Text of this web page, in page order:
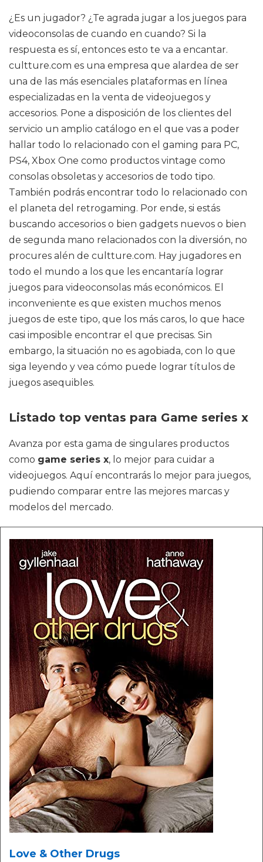
¿Es un jugador? ¿Te agrada jugar a los juegos para
videoconsolas de cuando en cuando? Si la
respuesta es sí, entonces esto te va a encantar.
cultture.com es una empresa que alardea de ser
una de las más esenciales plataformas en línea
especializadas en la venta de videojuegos y
accesorios. Pone a disposición de los clientes del
servicio un amplio catálogo en el que vas a poder
hallar todo lo relacionado con el gaming para PC,
PS4, Xbox One como productos vintage como
consolas obsoletas y accesorios de todo tipo.
También podrás encontrar todo lo relacionado con
el planeta del retrogaming. Por ende, si estás
buscando accesorios o bien gadgets nuevos o bien
de segunda mano relacionados con la diversión, no
procures alén de cultture.com. Hay jugadores en
todo el mundo a los que les encantaría lograr
juegos para videoconsolas más económicos. El
inconveniente es que existen muchos menos
juegos de este tipo, que los más caros, lo que hace
casi imposible encontrar el que precisas. Sin
embargo, la situación no es agobiada, con lo que
siga leyendo y vea cómo puede lograr títulos de
juegos asequibles.
Listado top ventas para Game series x
Avanza por esta gama de singulares productos
como game series x, lo mejor para cuidar a
videojuegos. Aquí encontrarás lo mejor para juegos,
pudiendo comparar entre las mejores marcas y
modelos del mercado.
Love & Other Drugs